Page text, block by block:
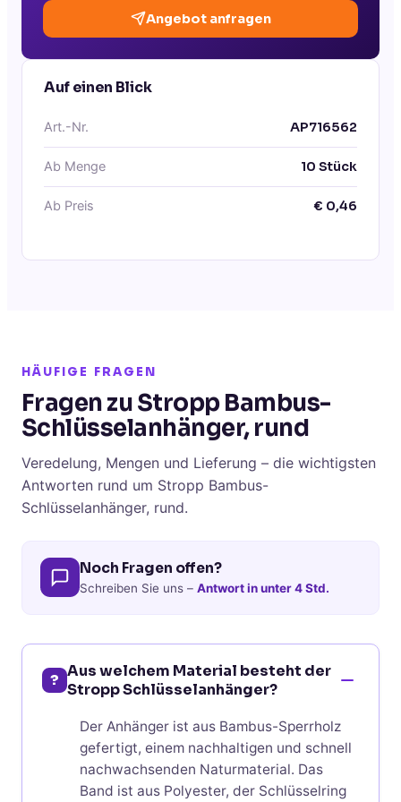
Angebot anfragen
Auf einen Blick
Art.-Nr. AP716562
Ab Menge 10 Stück
Ab Preis € 0,46
HÄUFIGE FRAGEN
Fragen zu Stropp Bambus-
Schlüsselanhänger, rund
Veredelung, Mengen und Lieferung – die wichtigsten
Antworten rund um Stropp Bambus-
Schlüsselanhänger, rund.
Noch Fragen offen?
Schreiben Sie uns – Antwort in unter 4 Std.
? Aus welchem Material besteht der
Stropp Schlüsselanhänger?
Der Anhänger ist aus Bambus-Sperrholz
gefertigt, einem nachhaltigen und schnell
nachwachsenden Naturmaterial. Das
Band ist aus Polyester, der Schlüsselring